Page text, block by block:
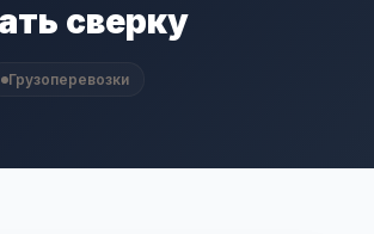
сверку
Грузоперевозки